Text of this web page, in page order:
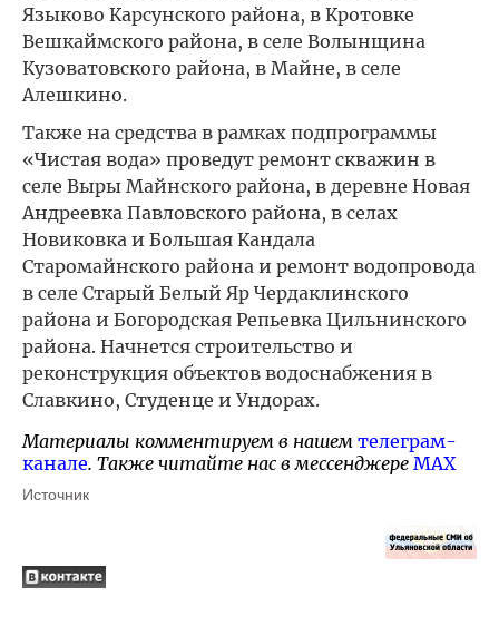
Языково Карсунского района, в Кротовке
Вешкаймского района, в селе Волынщина
Кузоватовского района, в Майне, в селе
Алешкино.
Также на средства в рамках подпрограммы
«Чистая вода» проведут ремонт скважин в
селе Выры Майнского района, в деревне Новая
Андреевка Павловского района, в селах
Новиковка и Большая Кандала
Старомайнского района и ремонт водопровода
в селе Старый Белый Яр Чердаклинского
района и Богородская Репьевка Цильнинского
района. Начнется строительство и
реконструкция объектов водоснабжения в
Славкино, Студенце и Ундорах.
Материалы комментируем в нашем телеграм-
канале. Также читайте нас в мессенджере MAX
Источник